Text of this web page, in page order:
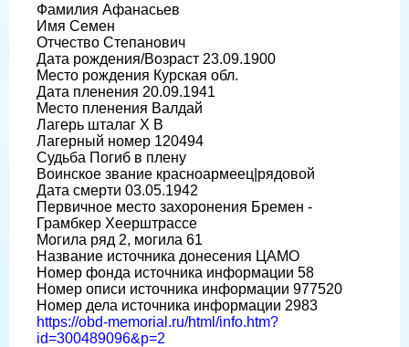
Фамилия Афанасьев
Имя Семен
Отчество Степанович
Дата рождения/Возраст 23.09.1900
Место рождения Курская обл.
Дата пленения 20.09.1941
Место пленения Валдай
Лагерь шталаг X B
Лагерный номер 120494
Судьба Погиб в плену
Воинское звание красноармеец|рядовой
Дата смерти 03.05.1942
Первичное место захоронения Бремен -
Грамбкер Хеерштрассе
Могила ряд 2, могила 61
Название источника донесения ЦАМО
Номер фонда источника информации 58
Номер описи источника информации 977520
Номер дела источника информации 2983
https://obd-memorial.ru/html/info.htm?
id=300489096&p=2